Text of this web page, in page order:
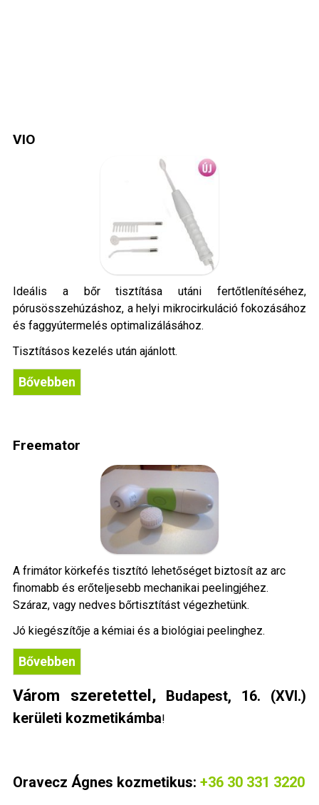
VIO
Ideális a bőr tisztítása utáni fertőtlenítéséhez,
pórusösszehúzáshoz, a helyi mikrocirkuláció fokozásához
és faggyútermelés optimalizálásához.
Tisztításos kezelés után ajánlott.
Bővebben
Freemator
A frimátor körkefés tisztító lehetőséget biztosít az arc
finomabb és erőteljesebb mechanikai peelingjéhez.
Száraz, vagy nedves bőrtisztítást végezhetünk.
Jó kiegészítője a kémiai és a biológiai peelinghez.
Bővebben
Várom szeretettel,
Budapest, 16. (XVI.)
kerületi kozmetikámba!
Oravecz Ágnes kozmetikus: +36 30 331 3220